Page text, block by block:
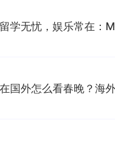
留学无忧，娱乐常在
在国外怎么看春晚？海